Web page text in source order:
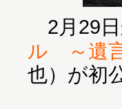
2月29日
ル ～遺
也）が初